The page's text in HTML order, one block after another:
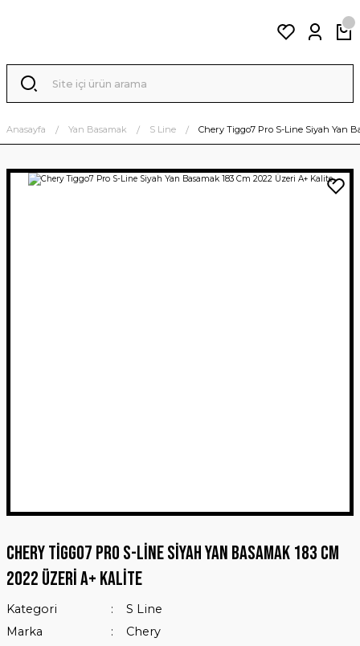
Anasayfa Yan Basamak S Line Chery Tiggo7 Pro S-Line Siyah Yan
Chery Tiggo7 Pro S-Line Siyah Yan Basamak 183 Cm
2022 Üzeri A+ Kalite
Kategori
S Line
Marka
Chery